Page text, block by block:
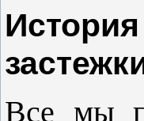
Все мы